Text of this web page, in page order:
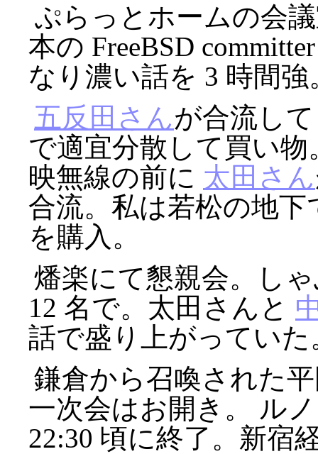
ぷらっとホームの会
本の FreeBSD
なり濃い話を 3 時間強
五反田さんが合流し
で適宜分散して買い
映無線の前に 太田さん
合流。私は若松の地下
を購入。
燔楽にて懇親会。し
12 名で。太田さんと
話で盛り上がっていた
鎌倉から召喚された
一次会はお開き。 ル
22:30 頃に終了。新宿